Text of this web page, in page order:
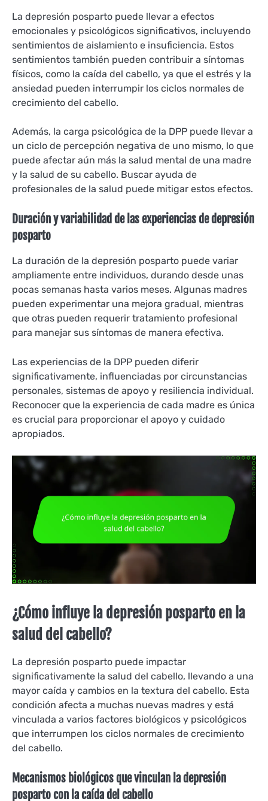
La depresión posparto puede llevar a efectos
emocionales y psicológicos significativos, incluyendo
sentimientos de aislamiento e insuficiencia. Estos
sentimientos también pueden contribuir a síntomas
físicos, como la caída del cabello, ya que el estrés y la
ansiedad pueden interrumpir los ciclos normales de
crecimiento del cabello.
Además, la carga psicológica de la DPP puede llevar a
un ciclo de percepción negativa de uno mismo, lo que
puede afectar aún más la salud mental de una madre
y la salud de su cabello. Buscar ayuda de
profesionales de la salud puede mitigar estos efectos.
Duración y variabilidad de las experiencias de depresión
posparto
La duración de la depresión posparto puede variar
ampliamente entre individuos, durando desde unas
pocas semanas hasta varios meses. Algunas madres
pueden experimentar una mejora gradual, mientras
que otras pueden requerir tratamiento profesional
para manejar sus síntomas de manera efectiva.
Las experiencias de la DPP pueden diferir
significativamente, influenciadas por circunstancias
personales, sistemas de apoyo y resiliencia individual.
Reconocer que la experiencia de cada madre es única
es crucial para proporcionar el apoyo y cuidado
apropiados.
¿Cómo influye la depresión posparto en la
salud del cabello?
La depresión posparto puede impactar
significativamente la salud del cabello, llevando a una
mayor caída y cambios en la textura del cabello. Esta
condición afecta a muchas nuevas madres y está
vinculada a varios factores biológicos y psicológicos
que interrumpen los ciclos normales de crecimiento
del cabello.
Mecanismos biológicos que vinculan la depresión
posparto con la caída del cabello